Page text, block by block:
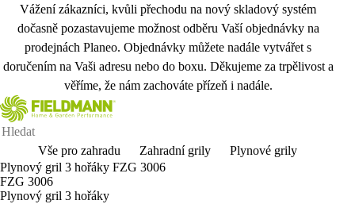
Vážení zákazníci, kvůli přechodu na nový skladový systém
dočasně pozastavujeme možnost odběru Vaší objednávky na
prodejnách Planeo. Objednávky můžete nadále vytvářet s
doručením na Vaši adresu nebo do boxu. Děkujeme za trpělivost a
věříme, že nám zachováte přízeň i nadále.
Vše pro zahradu Zahradní grily
Plynové grily
Plynový gril 3 hořáky FZG 3006
FZG 3006
Plynový gril 3 hořáky